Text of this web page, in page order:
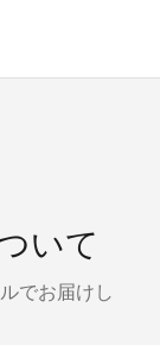
いて
でお届けし